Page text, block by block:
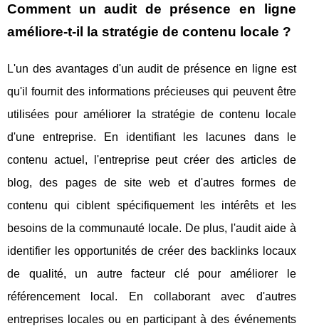
Comment un audit de présence en ligne
améliore-t-il la stratégie de contenu locale ?
L'un des avantages d'un audit de présence en ligne est
qu'il fournit des informations précieuses qui peuvent être
utilisées pour améliorer la stratégie de contenu locale
d'une entreprise. En identifiant les lacunes dans le
contenu actuel, l'entreprise peut créer des articles de
blog, des pages de site web et d'autres formes de
contenu qui ciblent spécifiquement les intérêts et les
besoins de la communauté locale. De plus, l'audit aide à
identifier les opportunités de créer des backlinks locaux
de qualité, un autre facteur clé pour améliorer le
référencement local. En collaborant avec d'autres
entreprises locales ou en participant à des événements